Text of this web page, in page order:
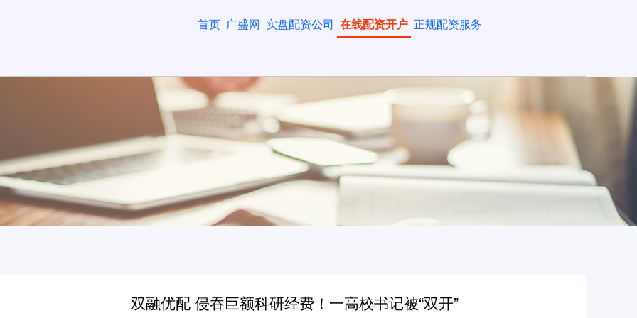
首页 广盛网 实盘配资公司 在线配资开户 正规配资服务
双融优配 侵吞巨额科研经费！一高校书记被“双开”